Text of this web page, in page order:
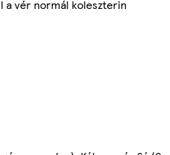
a vér normál koleszterin